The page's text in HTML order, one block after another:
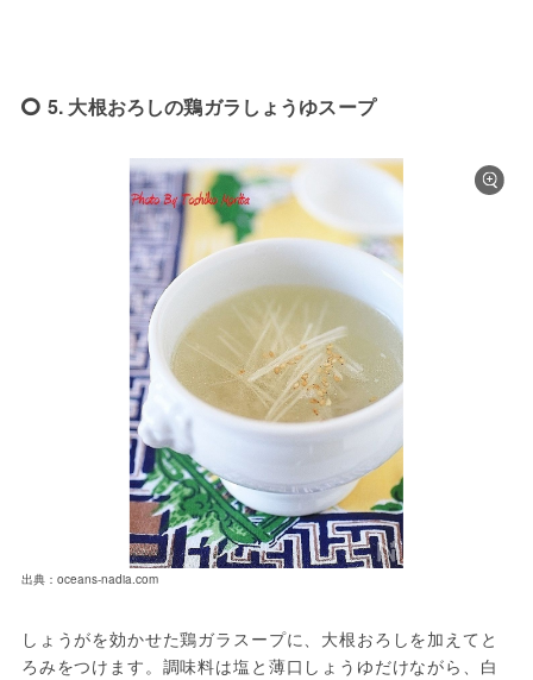
5. 大根おろしの鶏ガラしょうゆスープ
出典：oceans-nadia.com
しょうがを効かせた鶏ガラスープに、大根おろしを加えてと
ろみをつけます。調味料は塩と薄口しょうゆだけながら、白